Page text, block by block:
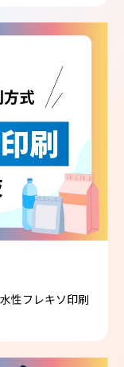
性フレキソ印刷